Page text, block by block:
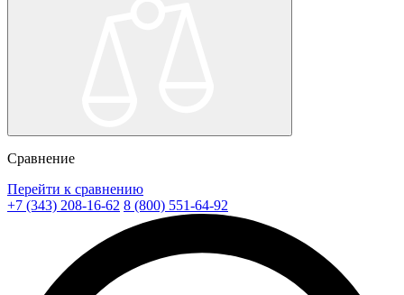
Сравнение
Перейти к сравнению
+7 (343) 208-16-62 8 (800) 551-64-92